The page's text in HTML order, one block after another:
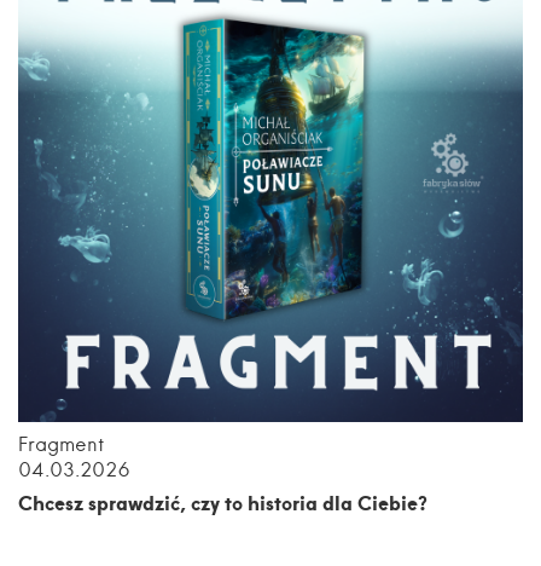
Fragment
04.03.2026
Chcesz sprawdzić, czy to historia dla Ciebie?